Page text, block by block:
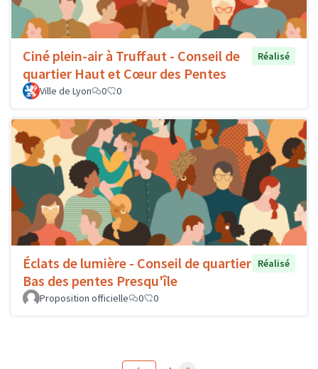
Ciné plein-air à Truffaut - Conseil de
quartier Haut et Cœur des Pentes
Réalisé
Ville de Lyon 0 0
Éclats de lumière - Conseil de quartier
Bas des pentes Presqu'île
Réalisé
Proposition officielle 0 0